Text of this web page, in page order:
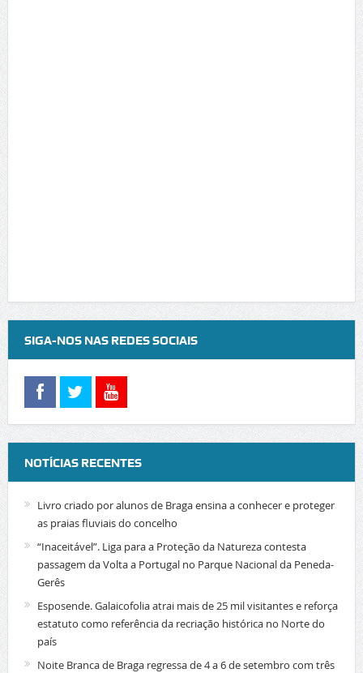
SIGA-NOS NAS REDES SOCIAIS
NOTÍCIAS RECENTES
Livro criado por alunos de Braga ensina a conhecer e proteger
as praias fluviais do concelho
“Inaceitável”. Liga para a Proteção da Natureza contesta
passagem da Volta a Portugal no Parque Nacional da Peneda-
Gerês
Esposende. Galaicofolia atrai mais de 25 mil visitantes e reforça
estatuto como referência da recriação histórica no Norte do
país
Noite Branca de Braga regressa de 4 a 6 de setembro com três